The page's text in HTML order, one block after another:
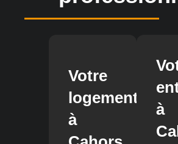
Votre
logement
à
à